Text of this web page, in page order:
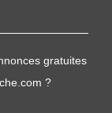
gratuites
?